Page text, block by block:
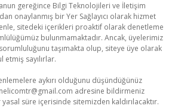
gereğince Bilgi Teknolojileri ve İletişim
onaylanmış bir Yer Sağlayıcı olarak hizmet
sitedeki içerikleri proaktif olarak denetleme
bulunmamaktadır. Ancak, üyelerimiz
taşımakta olup, siteye üye olarak
sayılırlar.
aykırı olduğunu düşündüğünüz
adresine bildirmeniz
süre içerisinde sitemizden kaldırılacaktır.